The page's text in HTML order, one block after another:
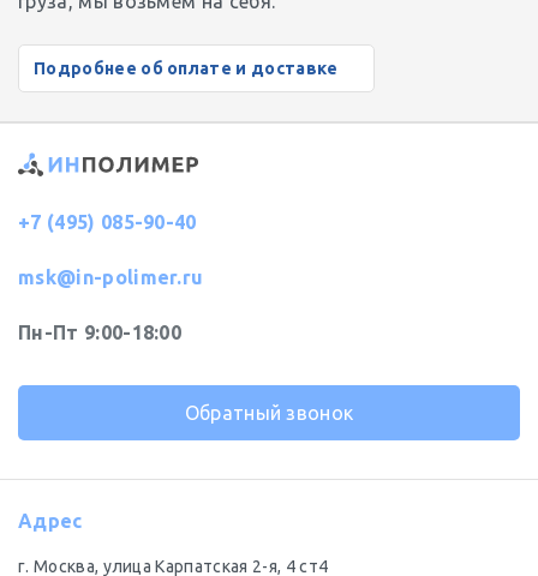
Подробнее об оплате и доставке
+7 (495) 085-90-40
msk@in-polimer.ru
Пн-Пт 9:00-18:00
Обратный звонок
Адрес
г. Москва, улица Карпатская 2-я, 4 ст4